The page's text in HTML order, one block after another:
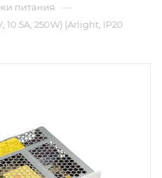
питания —
10.5A, 250W) (Arlight, IP20